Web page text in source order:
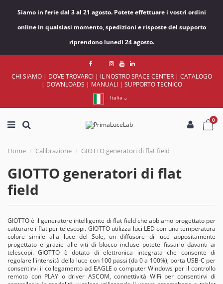
Siamo in ferie dal 3 al 21 agosto. Potete effettuare i vostri ordini
online in qualsiasi momento, spedizioni e risposte del supporto
riprendono lunedì 24 agosto.
CHI SIAMO| DOVE TROVARCI| IL NOSTRO SPACE CENTER| CATALOGO
| DOWNLOADS | MANUALI| SUPPORTO TECNICO
Italia
0
Home Calibrazione GIOTTO generatori di flat field
GIOTTO generatori di flat
field
GIOTTO è il generatore intelligente di flat field che abbiamo progettato per
catturare i flat per telescopi. GIOTTO utilizza luci LED con una temperatura
colore simile alla luce del Sole, un diffusore di luce appositamente
progettato e grazie alle viti di blocco incluse potete fissarlo davanti ai
telescopi. GIOTTO è dotato di elettronica integrata che consente di
regolare l'intensità della luce con 100 passi (da 0 a 100%), porta USB-C per
consentirvi il collegamento ad EAGLE o computer Windows per il controllo
remoto con PLAY o driver ASCOM, connettività WiFi per consentirvi di